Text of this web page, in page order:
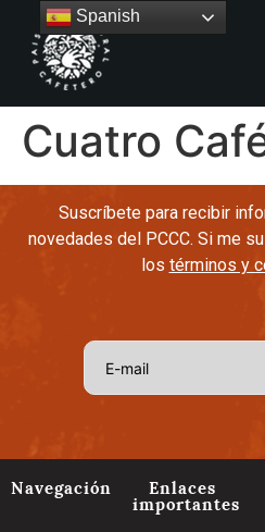
Cuatro
Suscríbete para recibir
novedades del PCCC. Si me
los términos y
Navegación Enlaces
importantes
Spanish